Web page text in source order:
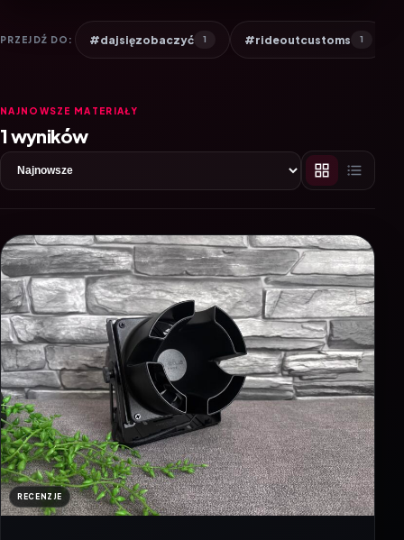
PRZEJDŹ DO: #dajsięzobaczyć 1 #rideoutcustoms 1
NAJNOWSZE MATERIAŁY
1 wyników
RECENZJE